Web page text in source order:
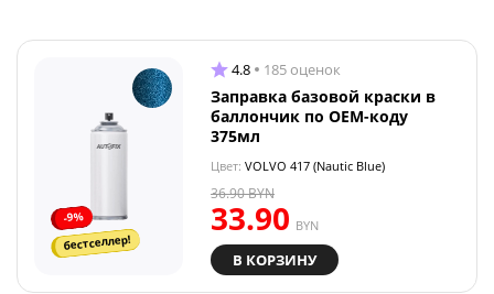
-9%
бестселлер!
4.8 185 оценок
Заправка базовой краски в
баллончик по OEM-коду
375мл
Цвет: VOLVO 417 (Nautic Blue)
33.90 BYN
36.90BYN
В КОРЗИНУ